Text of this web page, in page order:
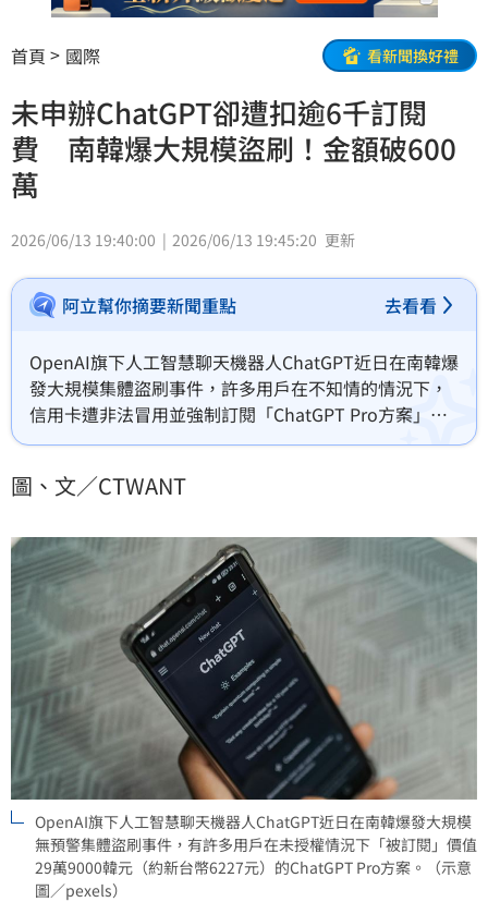
首頁 國際 看新聞換好禮
未申辦ChatGPT卻遭扣逾6千訂閱
費 南韓爆大規模盜刷！金額破600
萬
2026/06/13 19:40:00 2026/06/13 19:45:20 更新
阿立幫你摘要新聞重點 去看看
OpenAI旗下人工智慧聊天機器人ChatGPT近日在南韓爆
發大規模集體盜刷事件，許多用戶在不知情的情況下，
信用卡遭非法冒用並強制訂閱「ChatGPT Pro方案」，
訂閱費要價29萬9000韓元（約新台幣6227元）。經業界
858件已被列為高度可疑的詐欺盜刷案例，受害金額初
圖、文／CTWANT
OpenAI旗下人工智慧聊天機器人ChatGPT近日在南韓爆發大規模
無預警集體盜刷事件，有許多用戶在未授權情況下「被訂閱」價值
29萬9000韓元（約新台幣6227元）的ChatGPT Pro方案。（示意
圖／pexels）